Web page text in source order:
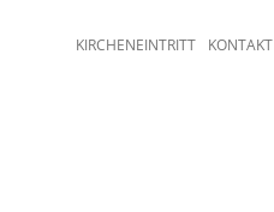
KIRCHENEINTRITT KONTAKT